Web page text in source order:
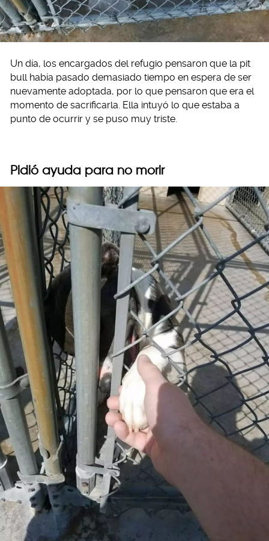
Un día, los encargados del refugio pensaron que la pit
bull había pasado demasiado tiempo en espera de ser
nuevamente adoptada, por lo que pensaron que era el
momento de sacrificarla. Ella intuyó lo que estaba a
punto de ocurrir y se puso muy triste.
Pidió ayuda para no morir